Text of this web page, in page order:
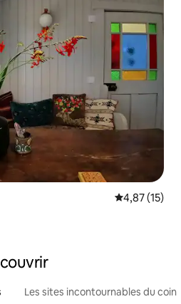
Note
4,87 (15)
Les sites incontournables du coin